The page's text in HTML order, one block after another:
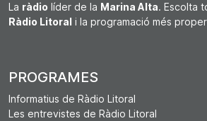
La ràdio líder de la Marina Alta. Escolta
Ràdio Litoral i la programació més
PROGRAMES
Informatius de Ràdio Litoral
Les entrevistes de Ràdio Litoral